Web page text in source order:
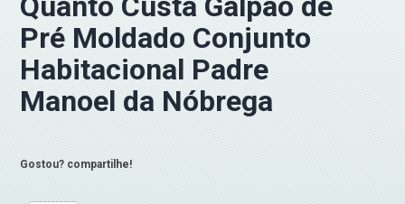
Pré Moldado Conjunto
Habitacional Padre
Manoel da Nóbrega
Gostou? compartilhe!